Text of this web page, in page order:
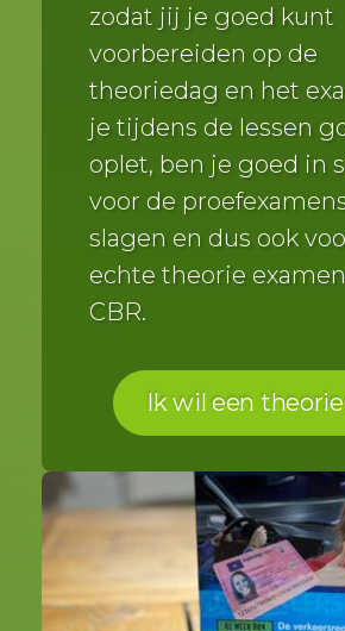
zodat jij je goed kunt
voorbereiden op de
theoriedag en het
je tijdens de lessen
oplet, ben je goed in
voor de
slagen en dus ook
echte theorie
CBR.
Ik wil een